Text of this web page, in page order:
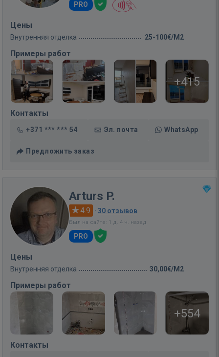
PRO
Цены
Внутренняя отделка 25-100€/M2
Примеры работ
+415
Контакты
+371 *** *** 54 Эл. почта WhatsApp
Предложить заказ
Arturs P.
4.9 · 30 отзывов
Был на сайте: 1 д. 4 ч. назад
PRO
Цены
Внутренняя отделка 30,00€/M2
Примеры работ
+554
Контакты